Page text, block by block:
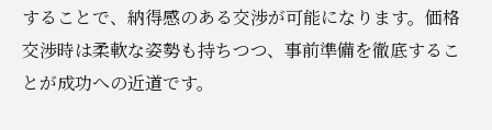
することで、納得感のある交渉が可能になります。価格
交渉時は柔軟な姿勢も持ちつつ、事前準備を徹底するこ
とが成功への近道です。